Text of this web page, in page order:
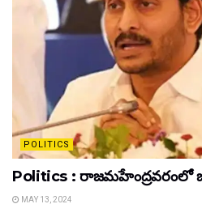
POLITICS
Politics : రాజమహేంద్రవరంలో
MAY 13, 2024